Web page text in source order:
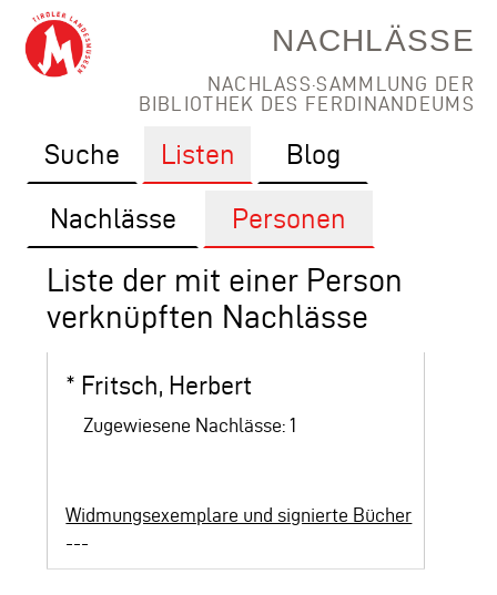
NACHLÄSSE
NACHLASS·SAMMLUNG DER
BIBLIOTHEK DES FERDINANDEUMS
Suche Listen Blog
Nachlässe Personen
Liste der mit einer Person
verknüpften Nachlässe
* Fritsch, Herbert
Zugewiesene Nachlässe: 1
Widmungsexemplare und signierte Bücher
---